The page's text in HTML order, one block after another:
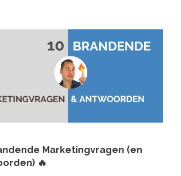
Marketingvragen (en
🔥